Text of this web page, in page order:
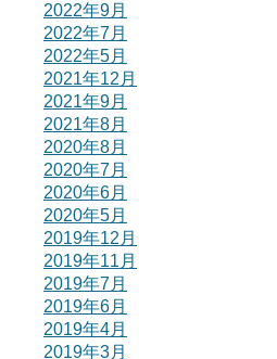
2022年9月
2022年7月
2022年5月
2021年12月
2021年9月
2021年8月
2020年8月
2020年7月
2020年6月
2020年5月
2019年12月
2019年11月
2019年7月
2019年6月
2019年4月
2019年3月